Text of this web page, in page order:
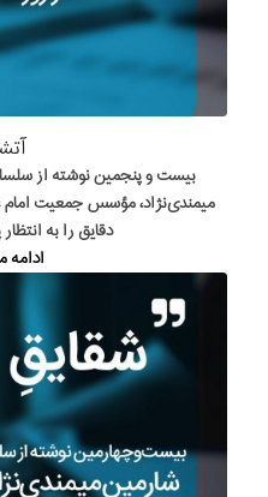
بیست و پنجمین نوشته از
میمندی‌نژاد، مؤسس جمعیت امام
دقایق را به